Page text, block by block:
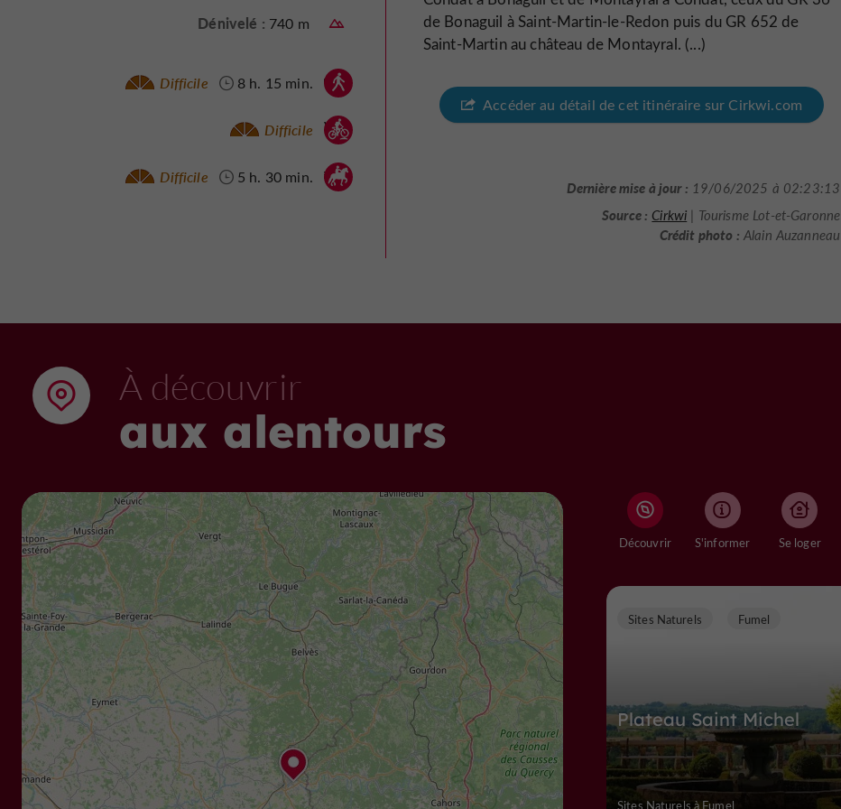
Dénivelé : 740 m
Marche à pied :
8 h. 15 min.
Difficile
Vtt :
Difficile
Cheval :
5 h. 30 min.
Difficile
de Bonaguil à Saint-Martin-le-Redon puis du GR 652 de
Saint-Martin au château de Montayral. (...)
Accéder au détail de cet itinéraire sur Cirkwi.com
Dernière mise à jour : 19/06/2025 à 02:23:13
Source : Cirkwi | Tourisme Lot-et-Garonne
Crédit photo : Alain Auzanneau
À découvrir
aux alentours
Découvrir S'informer Se loger
Plateau Saint Michel
Sites Naturels Fumel
Sites Naturels à Fumel